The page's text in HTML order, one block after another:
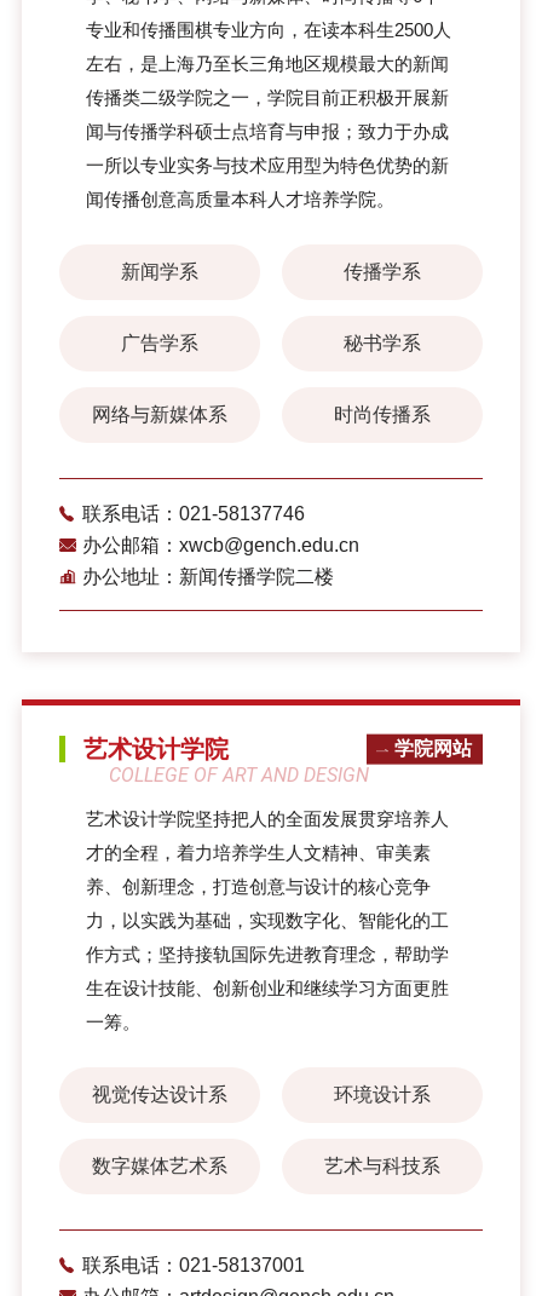
专业和传播围棋专业方向，在读本科生2500人
左右，是上海乃至长三角地区规模最大的新闻
传播类二级学院之一，学院目前正积极开展新
闻与传播学科硕士点培育与申报；致力于办成
一所以专业实务与技术应用型为特色优势的新
闻传播创意高质量本科人才培养学院。
新闻学系 传播学系
广告学系 秘书学系
网络与新媒体系 时尚传播系
联系电话：021-58137746
办公邮箱：xwcb@gench.edu.cn
办公地址：新闻传播学院二楼
艺术设计学院
COLLEGE OF ART AND DESIGN
学院网站
艺术设计学院坚持把人的全面发展贯穿培养人
才的全程，着力培养学生人文精神、审美素
养、创新理念，打造创意与设计的核心竞争
力，以实践为基础，实现数字化、智能化的工
作方式；坚持接轨国际先进教育理念，帮助学
生在设计技能、创新创业和继续学习方面更胜
一筹。
视觉传达设计系 环境设计系
数字媒体艺术系 艺术与科技系
联系电话：021-58137001